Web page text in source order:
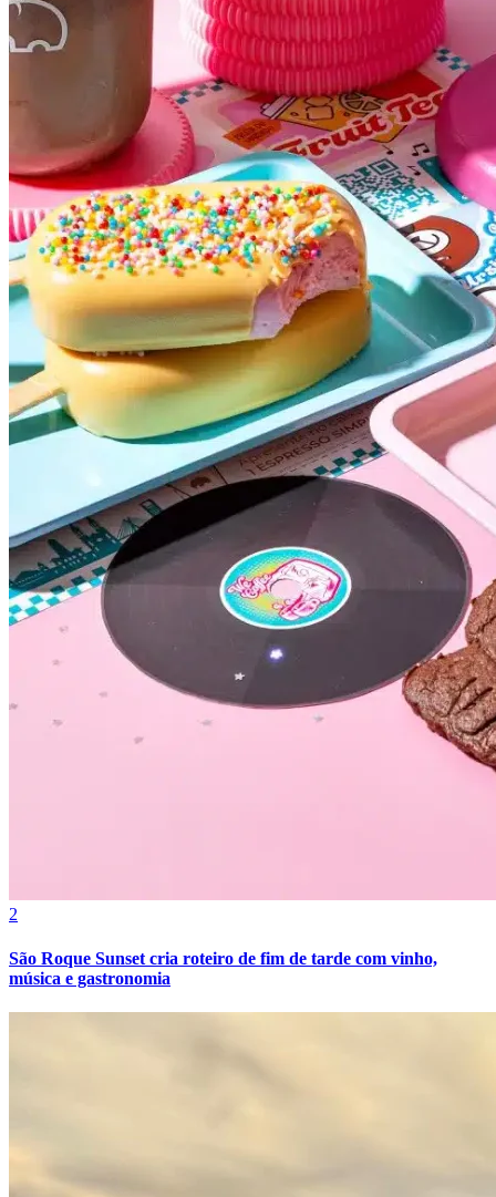
Fluminense
2
São Roque Sunset cria roteiro de fim de tarde com vinho,
música e gastronomia